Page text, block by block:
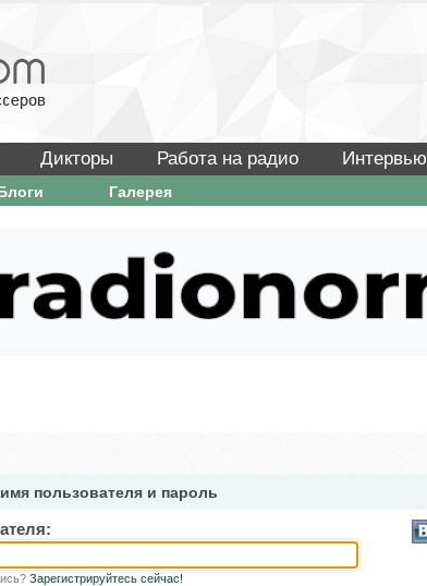
Дикторы Работа на радио Интервью
Галерея
пользователя и пароль
Зарегистрируйтесь сейчас!